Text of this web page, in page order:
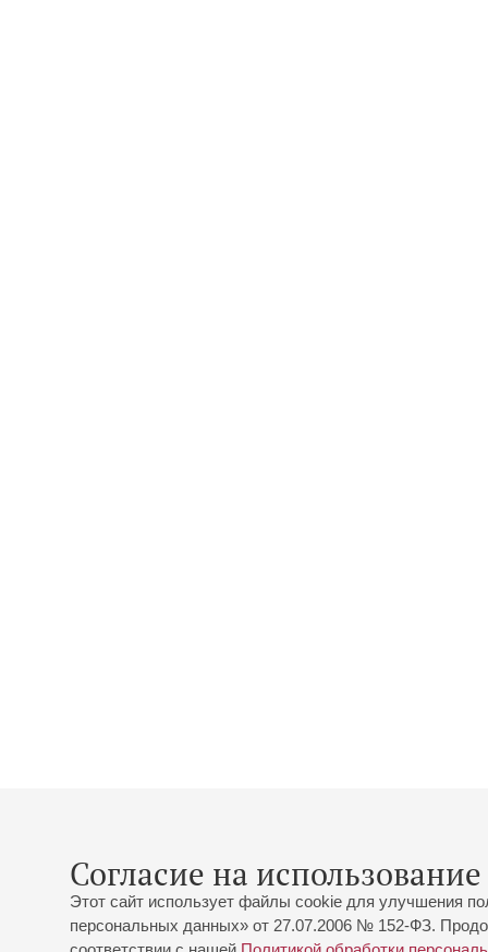
Согласие на
Этот сайт использует файлы cookie для улучшения
персональных данных» от 27.07.2006 № 152-ФЗ.